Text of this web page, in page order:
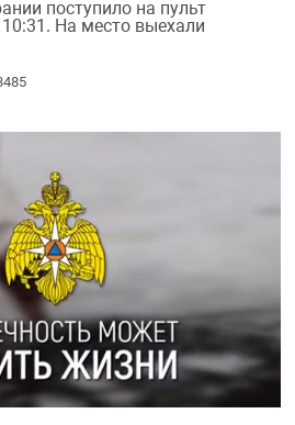
поступило на пульт
На место выехали